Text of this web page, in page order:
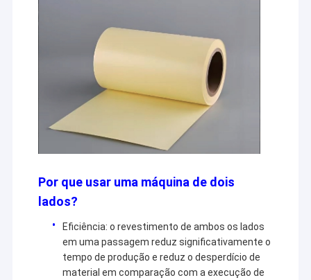
Por que usar uma máquina de dois
lados?
Eficiência: o revestimento de ambos os lados
em uma passagem reduz significativamente o
tempo de produção e reduz o desperdício de
material em comparação com a execução de